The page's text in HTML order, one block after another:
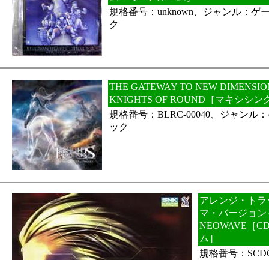
規格番号：unknown、ジャンル：ゲ
ク
THE GATEWAY TO NEW
KNIGHTS OF ROUND［マキシシン
規格番号：BLRC-00040、ジャンル
ック
アレンジ・ト
マ・バージョ
NEOWAVE［
ム］
規格番号：